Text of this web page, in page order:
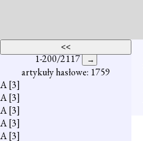
1-200/2117
artykuły hasłowe: 1759
A[3]
A[3]
A[3]
A[3]
A[3]